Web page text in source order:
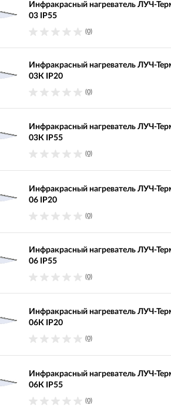
Инфракрасный нагреватель ЛУЧ-
03 IP55
(0)
Инфракрасный нагреватель ЛУЧ-
03К IP20
(0)
Инфракрасный нагреватель ЛУЧ-
03К IP55
(0)
Инфракрасный нагреватель ЛУЧ-
06 IP20
(0)
Инфракрасный нагреватель ЛУЧ-
06 IP55
(0)
Инфракрасный нагреватель ЛУЧ-
06К IP20
(0)
Инфракрасный нагреватель ЛУЧ-
06К IP55
(0)